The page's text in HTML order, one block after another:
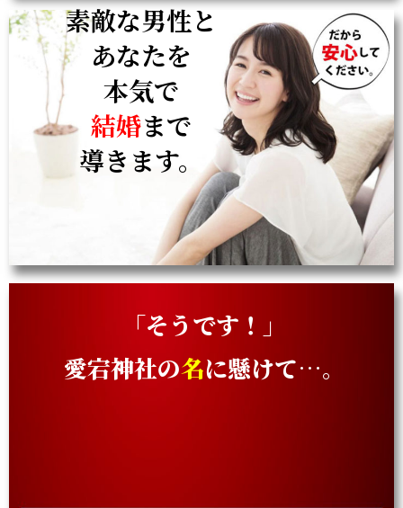
素敵な男性と
あなたを
本気で
結婚まで
導きます。
「そうです！」
愛宕神社の名に懸けて…。